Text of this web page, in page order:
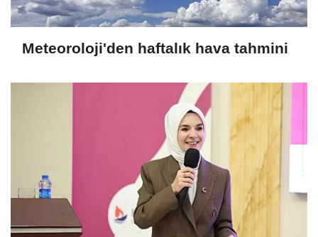
Meteoroloji'den haftalık hava tahmini